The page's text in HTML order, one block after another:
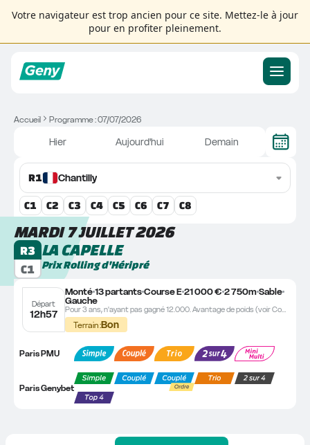
Votre navigateur est trop ancien pour ce site. Mettez-le à jour
pour en profiter pleinement.
Accueil Programme : 07/07/2026
Hier Aujourd'hui Demain
R1 Chantilly
C1 C2 C3 C4 C5 C6 C7 C8
MARDI 7 JUILLET 2026
R3
C1
LA CAPELLE
Prix Rolling d'Héripré
Départ
12h57
Monté13 partantsCourse E21 000 € 2 750mSable
Gauche
Pour 3 ans, n'ayant pas gagné 12.000. Avantage de poids (voir Conditions Générales).
Terrain :Bon
Paris PMU
Paris Genybet